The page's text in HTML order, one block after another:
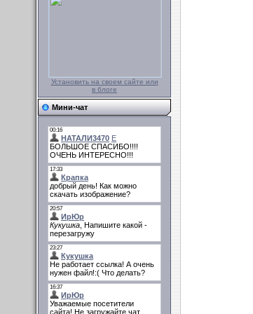
Установить на своем сайте или
в блоге
Мини-чат